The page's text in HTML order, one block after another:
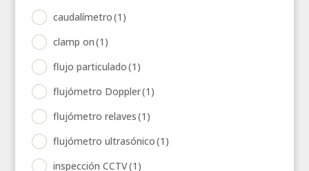
caudalímetro(1)
clamp on(1)
flujo particulado(1)
flujómetro Doppler(1)
flujómetro relaves(1)
flujómetro ultrasónico(1)
inspección CCTV(1)